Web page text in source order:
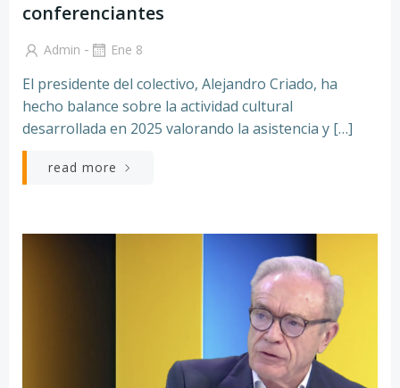
conferenciantes
Admin - Ene 8
El presidente del colectivo, Alejandro Criado, ha
hecho balance sobre la actividad cultural
desarrollada en 2025 valorando la asistencia y […]
read more